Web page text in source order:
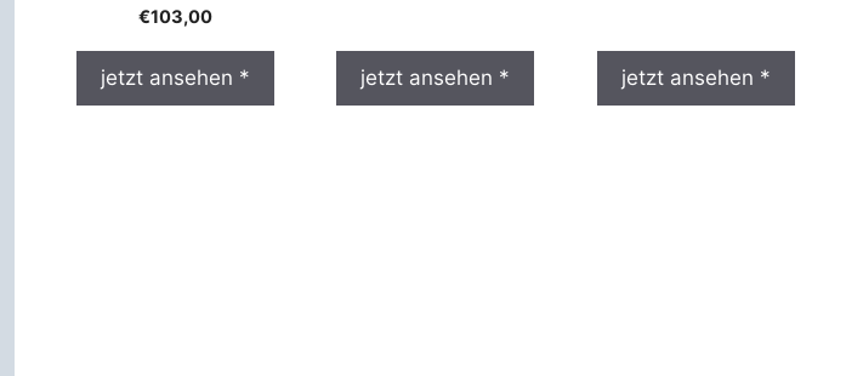
€103,00
jetzt ansehen * jetzt ansehen * jetzt ansehen *